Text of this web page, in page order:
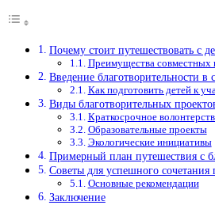
Почему стоит путешествовать с
Преимущества совместных
Введение благотворительности в
Как подготовить детей к
Виды благотворительных
Краткосрочное
Образовательные проекты
Экологические инициативы
Примерный план путешествия с
Советы для успешного сочетания
Основные рекомендации
Заключение